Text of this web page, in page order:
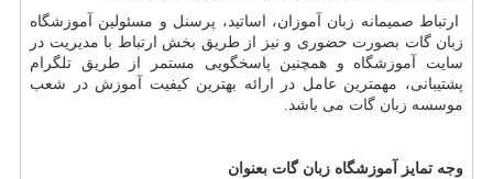
ارتباط صمیمانه زبان آموزان، اساتید، پرسنل و مسئولین آموزشگاه
زبان گات بصورت حضوری و نیز از طریق بخش ارتباط با مدیریت در
سایت آموزشگاه و همچنین پاسخگویی مستمر از طریق تلگرام
پشتیبانی، مهمترین عامل در ارائه بهترین کیفیت آموزش در شعب
موسسه زبان گات می باشد.
وجه تمایز آموزشگاه زبان گات بعنوان